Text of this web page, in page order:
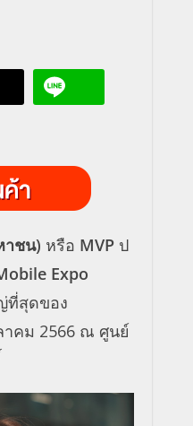
าชน) หรือ MVP ป
Expo
ที่สุดของ
าคม 2566 ณ ศูนย์